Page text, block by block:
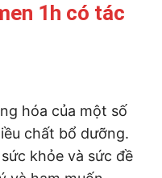
1h có tác
hóa của một số
chất bổ dưỡng.
khỏe và sức đề